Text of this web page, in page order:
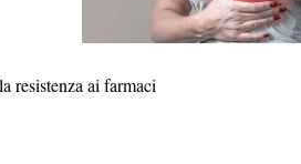
resistenza ai farmaci